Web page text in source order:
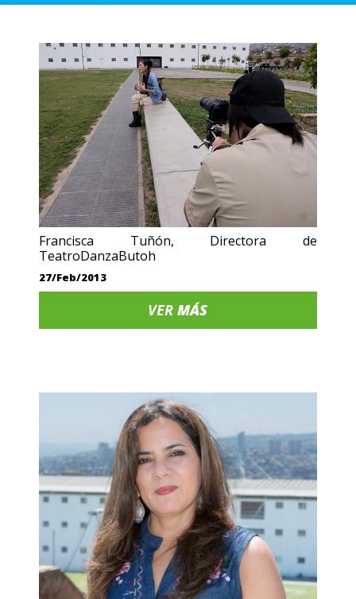
Francisca Tuñón, Directora de
TeatroDanzaButoh
27/Feb/2013
VERMÁS